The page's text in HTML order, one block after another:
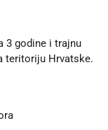
3 godine i trajnu
teritoriju Hrvatske.